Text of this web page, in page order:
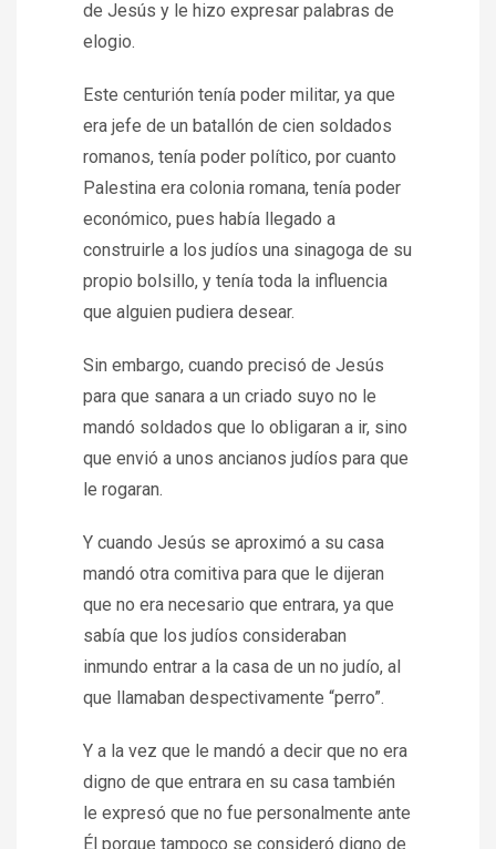
de Jesús y le hizo expresar palabras de
elogio.
Este centurión tenía poder militar, ya que
era jefe de un batallón de cien soldados
romanos, tenía poder político, por cuanto
Palestina era colonia romana, tenía poder
económico, pues había llegado a
construirle a los judíos una sinagoga de su
propio bolsillo, y tenía toda la influencia
que alguien pudiera desear.
Sin embargo, cuando precisó de Jesús
para que sanara a un criado suyo no le
mandó soldados que lo obligaran a ir, sino
que envió a unos ancianos judíos para que
le rogaran.
Y cuando Jesús se aproximó a su casa
mandó otra comitiva para que le dijeran
que no era necesario que entrara, ya que
sabía que los judíos consideraban
inmundo entrar a la casa de un no judío, al
que llamaban despectivamente “perro”.
Y a la vez que le mandó a decir que no era
digno de que entrara en su casa también
le expresó que no fue personalmente ante
Él porque tampoco se consideró digno de